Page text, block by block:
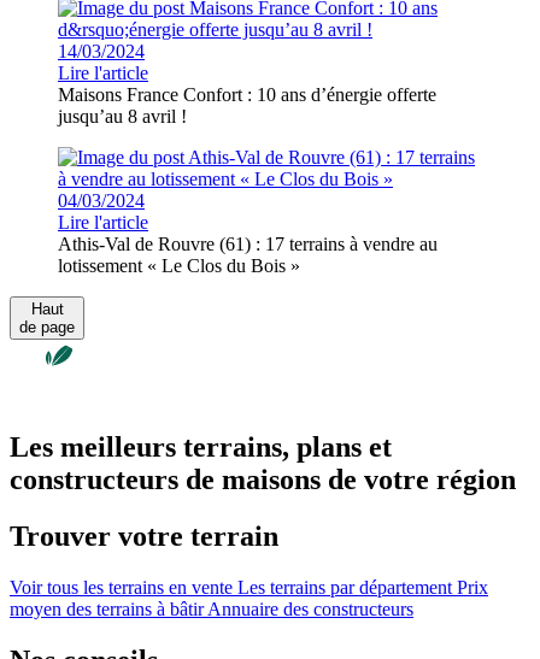
14/03/2024
Lire l'article
Maisons France Confort : 10 ans d’énergie offerte
jusqu’au 8 avril !
04/03/2024
Lire l'article
Athis-Val de Rouvre (61) : 17 terrains à vendre au
lotissement « Le Clos du Bois »
Haut
de page
Les meilleurs terrains, plans et
constructeurs de maisons de votre région
Trouver votre terrain
Voir tous les terrains en vente Les terrains par département Prix
moyen des terrains à bâtirAnnuaire des constructeurs